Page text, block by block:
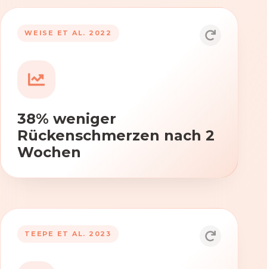
WEISE ET AL. 2022
38% weniger
Rückenschmerzen nach 2
Wochen
53% nach 12 Wochen
TEEPE ET AL. 2023
Durch die Anwendung von ViViRA